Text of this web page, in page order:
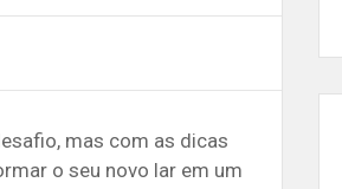
mas com as dicas
o seu novo lar em um